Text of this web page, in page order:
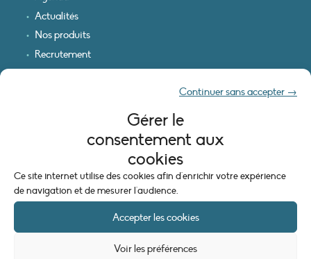
Gérer le
consentement aux
cookies
Ce site internet utilise des cookies afin d'enrichir votre expérience
de navigation et de mesurer l'audience.
Accepter les cookies
Continuer sans accepter →
Voir les préférences
Actualités
Nos produits
Recrutement
Recevoir nos infos
INFORMATIONS LÉGALES
Mentions légales
Politique de cookies (UE)